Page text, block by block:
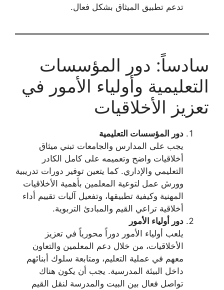
تدعم تطبيق الميثاق بشكل فعال.
سادساً: دور المؤسسات
التعليمية وأولياء الأمور في
تعزيز الأخلاقيات
دور المؤسسات التعليمية
يجب على المدارس والجامعات تبني ميثاق
أخلاقيات واضح وتعميمه على كامل الكادر
التعليمي والإداري. كما يتعين توفير دورات تدريبية
وورش عمل لتوعية المعلمين بأهمية الأخلاقيات
المهنية وكيفية تطبيقها، وتفعيل آليات تقييم أداء
أخلاقية تراعي القيم والمبادئ التربوية.
دور أولياء الأمور
يلعب أولياء الأمور دوراً محورياً في تعزيز
الأخلاقيات، من خلال دعم المعلمين والتعاون
معهم في عملية التعليم، ومتابعة سلوك أبنائهم
داخل البيئة المدرسية. يجب أن يكون هناك
تواصل فعال بين البيت والمدرسة لنقل القيم